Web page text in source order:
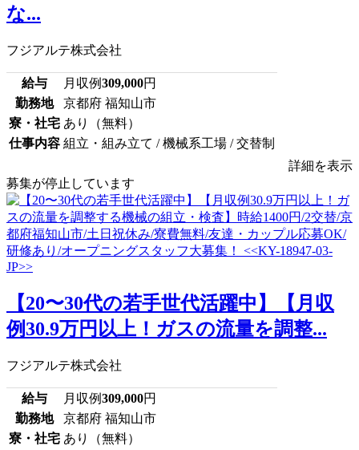
な...
フジアルテ株式会社
給与 月収例309,000円
勤務地
京都府 福知山市
寮・社宅 あり（無料）
仕事内容 組立・組み立て / 機械系工場 / 交替制
詳細を表示
募集が停止しています
【20〜30代の若手世代活躍中】【月収
例30.9万円以上！ガスの流量を調整...
フジアルテ株式会社
給与 月収例309,000円
勤務地
京都府 福知山市
寮・社宅 あり（無料）